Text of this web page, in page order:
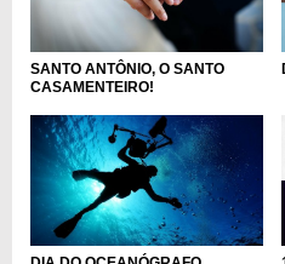
SANTO ANTÔNIO, O SANTO
CASAMENTEIRO!